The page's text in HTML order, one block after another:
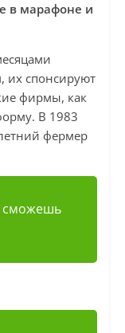
в марафоне и
их спонсируют
фирмы, как
В 1983
фермер
сможешь